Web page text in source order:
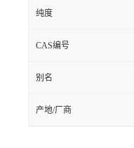
纯度
CAS编号
别名
产地/厂商